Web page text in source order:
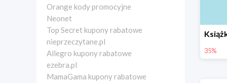
Orange kody promocyjne
Neonet
Top Secret kupony rabatowe
nieprzeczytane.pl
Allegro kupony rabatowe
ezebra.pl
MamaGama kupony rabatowe
35%